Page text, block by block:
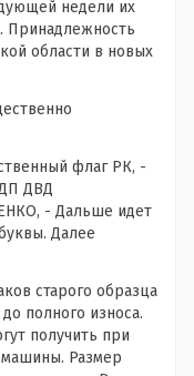
недели их
Принадлежность
области в новых
флаг РК, -
ДВД
- Дальше идет
Далее
старого образца
полного износа.
получить при
машины. Размер